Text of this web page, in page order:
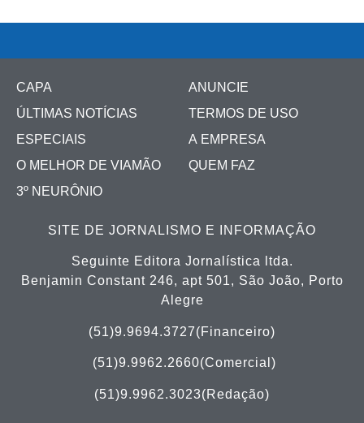
CAPA
ÚLTIMAS NOTÍCIAS
ESPECIAIS
O MELHOR DE VIAMÃO
3º NEURÔNIO
ANUNCIE
TERMOS DE USO
A EMPRESA
QUEM FAZ
SITE DE JORNALISMO E INFORMAÇÃO
Seguinte Editora Jornalística ltda.
Benjamin Constant 246, apt 501, São João, Porto
Alegre
(51)9.9694.3727(Financeiro)
(51)9.9962.2660(Comercial)
(51)9.9962.3023(Redação)